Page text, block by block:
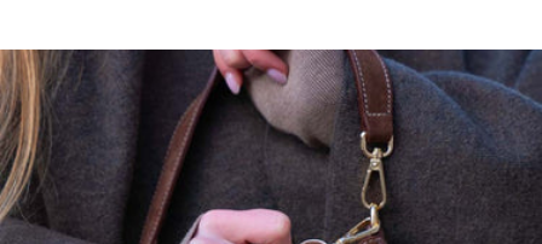
Ce modèle a une coupe droite, prenez votre taille habituelle. Si vous
hésitez entre deux tailles prenez la taille supérieure.
maison héritage s'engage…
Nos pièces sont certifiées:
OEKO-TEX, premier label textile garantissant l'absence de substance
nocive ou irritante pour la peau.
GOTS, garantissant:
Un textile biologique réunissant des modes de confection durables